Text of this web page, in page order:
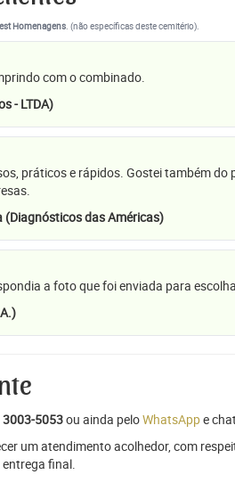
Homenagens. (não específicas deste cemitério).
com o combinado.
- LTDA)
práticos e rápidos. Gostei também
(Diagnósticos das Américas)
a foto que foi enviada para
3003-5053ou ainda peloWhatsAppe
um atendimento acolhedor, com
final.